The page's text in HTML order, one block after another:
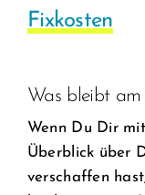
Fixkosten
Was bleibt
Wenn Du Dir
Überblick über
verschaffen